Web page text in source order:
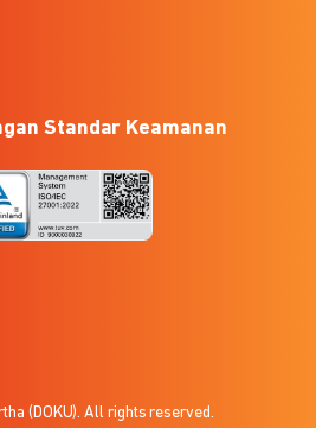
Standar Keamanan
(DOKU). All rights reserved.